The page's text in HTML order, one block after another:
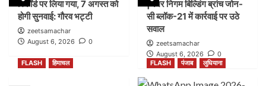
रिकॉर्ड पर लिया गया, 7 अगस्त को
होगी सुनवाई: गौरव भट्टी
zeetsamachar
August 6, 2026
0
|नगर निगम बिल्डिंग ब्रांच जोन-
सी ब्लॉक-21 में कार्रवाई पर उठे
सवाल
zeetsamachar
August 6, 2026
0
FLASH
हिमाचल FLASH पंजाब लुधियाना